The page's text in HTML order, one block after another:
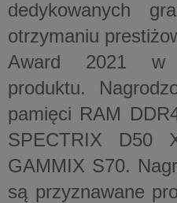
dedykowanych
otrzymaniu
Award 2021 w
produktu.
pamięci RAM
SPECTRIX D50
GAMMIX S70.
są przyznawane